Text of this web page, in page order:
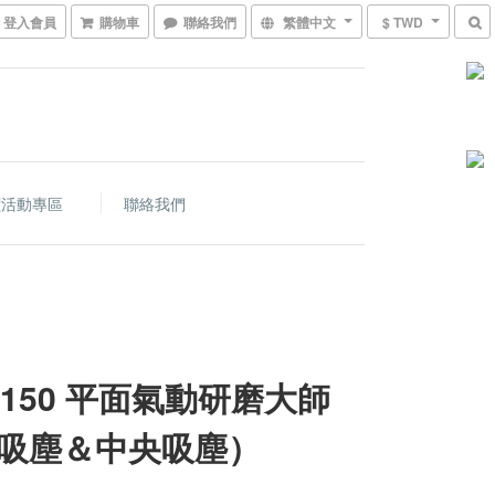
登入會員 購物車 聯絡我們 繁體中文 $ TWD
動專區 聯絡我們
平面氣動研磨大師
塵＆中央吸塵）